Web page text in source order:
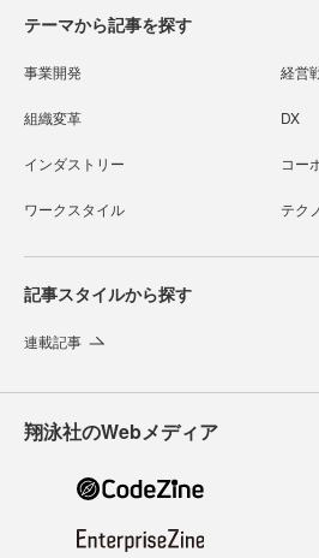
テーマから記事を探す
事業開発 経営
組織変革 DX
インダストリー コー
ワークスタイル テク
記事スタイルから探す
連載記事
翔泳社のWebメディア